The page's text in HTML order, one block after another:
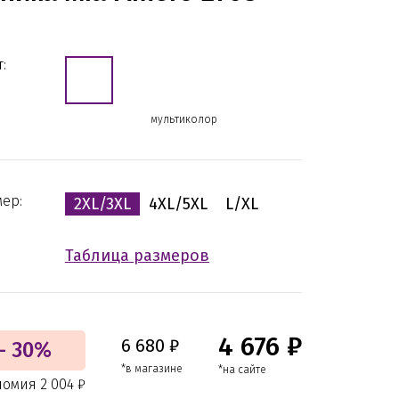
мультиколор
2XL/3XL 4XL/5XL L/XL
Таблица размеров
- 30%
2 004 ₽
6 680 ₽
*в магазине
4 676 ₽
*на сайте